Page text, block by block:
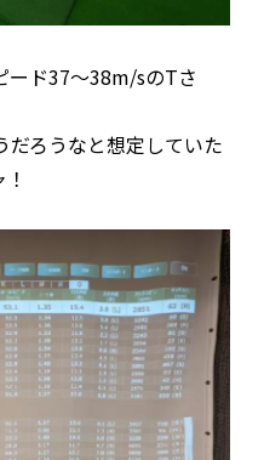
ド37～38m/sのTさ
だろうなと想定していた